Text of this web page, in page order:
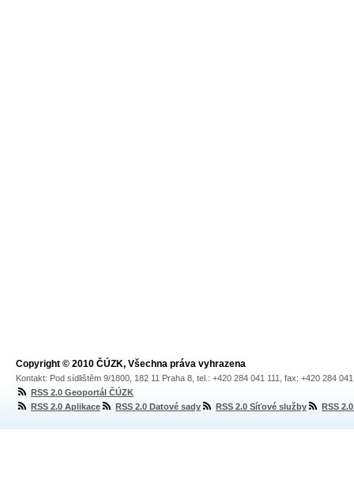
Copyright © 2010 ČÚZK, Všechna práva vyhrazena
Kontakt: Pod sídlištěm 9/1800, 182 11 Praha 8, tel.: +420 284 041 111, fax: +420 284
RSS 2.0 Geoportál ČÚZK
RSS 2.0 Aplikace
RSS 2.0 Datové sady RSS 2.0 Síťové služby RSS